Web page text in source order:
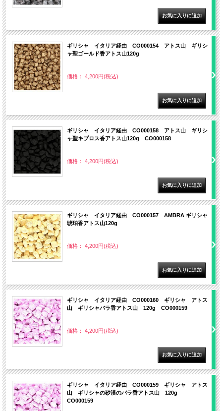
ギリシャ イタリア経由 CO000154 アトス山 ギリシ
ャ聖ゴールド香アトス山120g
価格： 4,200円(税込)
ギリシャ イタリア経由 CO000158 アトス山 ギリシ
ャ聖キプロス香アトス山120g CO000158
価格： 4,200円(税込)
ギリシャ イタリア経由 CO000157 AMBRA ギリシャ
琥珀香アトス山120g
価格： 4,200円(税込)
ギリシャ イタリア経由 CO000160 ギリシャ アトス
山 ギリシャバラ香アトス山 120g CO000159
価格： 4,200円(税込)
ギリシャ イタリア経由 CO000159 ギリシャ アトス
山 ギリシャの砂漠のバラ香アトス山 120g
CO000159